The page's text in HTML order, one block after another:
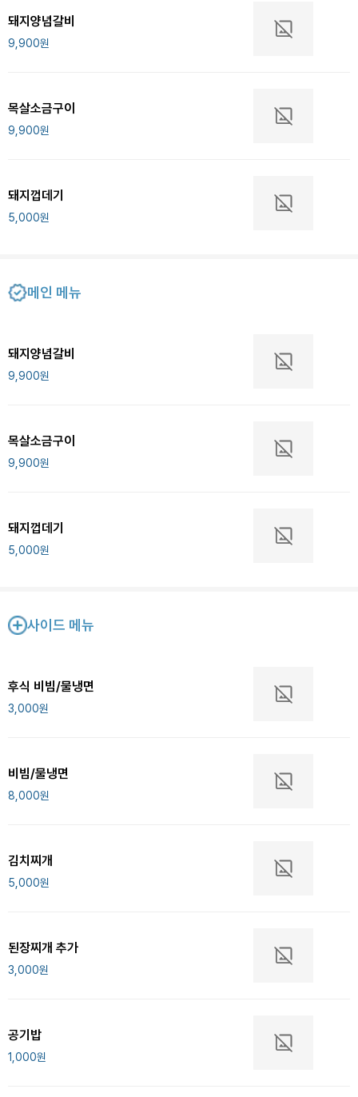
돼지양념갈비
9,900원
목살소금구이
9,900원
돼지껍데기
5,000원
메인 메뉴
돼지양념갈비
9,900원
목살소금구이
9,900원
돼지껍데기
5,000원
사이드 메뉴
후식 비빔/물냉면
3,000원
비빔/물냉면
8,000원
김치찌개
5,000원
된장찌개 추가
3,000원
공기밥
1,000원